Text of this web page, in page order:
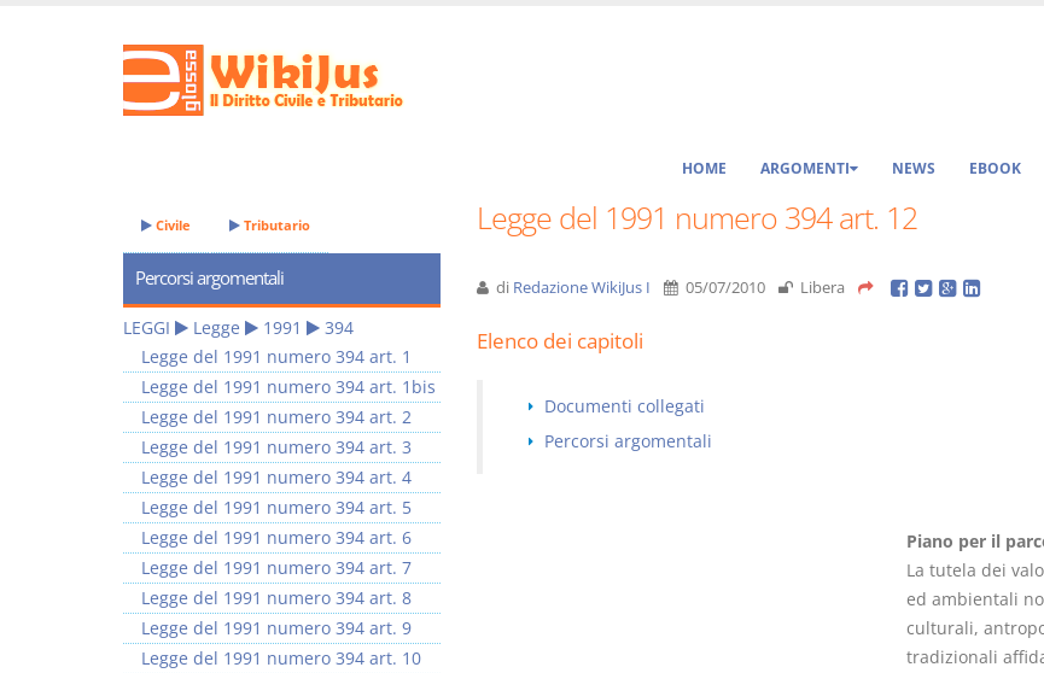
HOME ARGOMENTI NEWS EBOOK
Legge del 1991 numero 394 art. 12
di Redazione WikiJus I 05/07/2010 Libera
Elenco dei capitoli
Documenti collegati
Percorsi argomentali
Piano per il
La tutela dei
ed ambientali
culturali,
tradizionali
Civile Tributario
Percorsi argomentali
LEGGI Legge 1991
394
Legge del 1991 numero 394 art. 1
Legge del 1991 numero 394 art. 1bis
Legge del 1991 numero 394 art. 2
Legge del 1991 numero 394 art. 3
Legge del 1991 numero 394 art. 4
Legge del 1991 numero 394 art. 5
Legge del 1991 numero 394 art. 6
Legge del 1991 numero 394 art. 7
Legge del 1991 numero 394 art. 8
Legge del 1991 numero 394 art. 9
Legge del 1991 numero 394 art. 10